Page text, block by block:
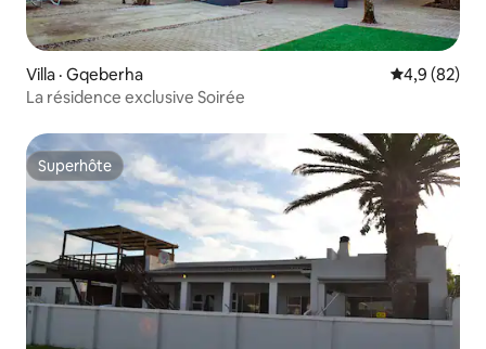
Villa · Gqeberha Note
4,9 (82)
La résidence exclusive Soirée
Superhôte
Superhôte